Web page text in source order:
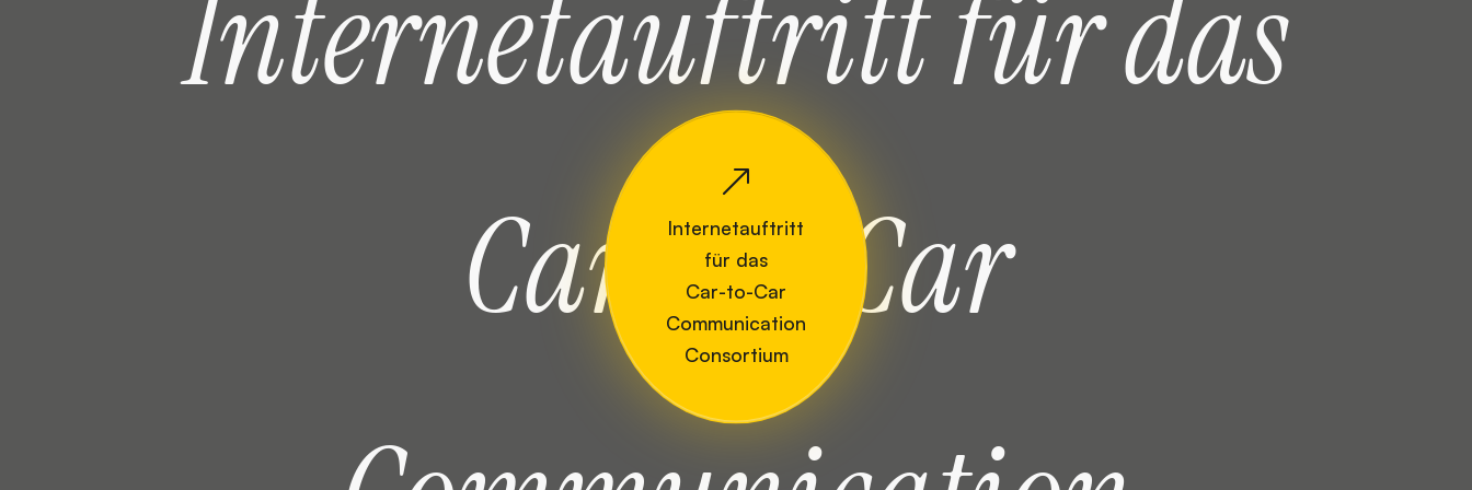
Internetauftrittfürdas
Car -to- Car
Internetauftritt für das Car-to-Car Communication Consortium
Internetauftritt
für das
Car-to-Car
Communication
Consortium